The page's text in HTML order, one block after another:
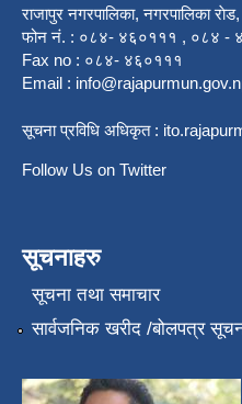
राजापुर नगरपालिका, नगरपालिका
फोन नं. : ०८४- ४६०१११ , ०८४ -
Fax no : ०८४- ४६०१११
Email :
सूचना प्रविधि अधिकृत :
Follow Us on Twitter
सूचनाहरु
सूचना तथा समाचार
सार्वजनिक खरीद /बोलपत्र